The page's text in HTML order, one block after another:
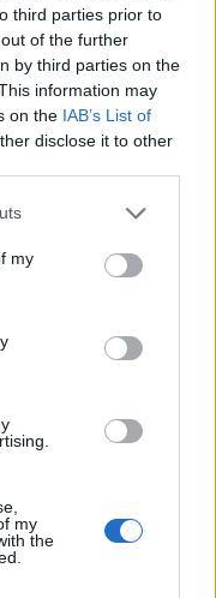
third parties prior to
of the further
by third parties on the
information may
on the IAB’s List of
disclose it to other
my
my
the
nyugdíjemelésre
hétfői 180 perc
interjú
nyugdíjemelés
arra, hogy
a nyugdíjak
hogy az alacsony